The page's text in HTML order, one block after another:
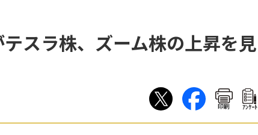
スラ株、ズーム株の上昇を見
印刷 ｱﾝｹｰﾄ